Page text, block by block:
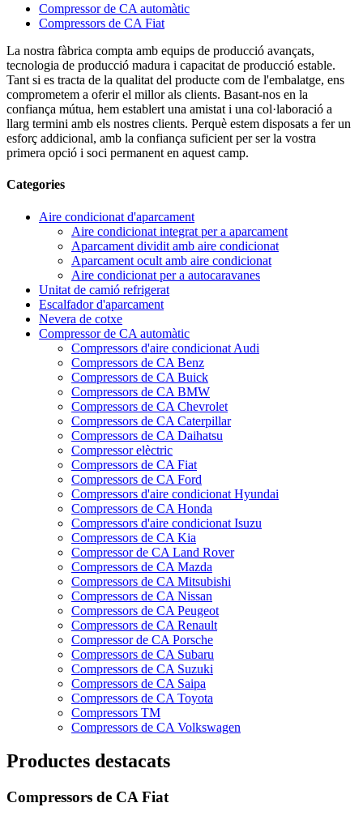
Compressor de CA automàtic
Compressors de CA Fiat
La nostra fàbrica compta amb equips de producció avançats,
tecnologia de producció madura i capacitat de producció estable.
Tant si es tracta de la qualitat del producte com de l'embalatge, ens
comprometem a oferir el millor als clients. Basant-nos en la
confiança mútua, hem establert una amistat i una col·laboració a
llarg termini amb els nostres clients. Perquè estem disposats a fer un
esforç addicional, amb la confiança suficient per ser la vostra
primera opció i soci permanent en aquest camp.
Categories
Aire condicionat d'aparcament
Aire condicionat integrat per a aparcament
Aparcament dividit amb aire condicionat
Aparcament ocult amb aire condicionat
Aire condicionat per a autocaravanes
Unitat de camió refrigerat
Escalfador d'aparcament
Nevera de cotxe
Compressor de CA automàtic
Compressors d'aire condicionat Audi
Compressors de CA Benz
Compressors de CA Buick
Compressors de CA BMW
Compressors de CA Chevrolet
Compressors de CA Caterpillar
Compressors de CA Daihatsu
Compressor elèctric
Compressors de CA Fiat
Compressors de CA Ford
Compressors d'aire condicionat Hyundai
Compressors de CA Honda
Compressors d'aire condicionat Isuzu
Compressors de CA Kia
Compressor de CA Land Rover
Compressors de CA Mazda
Compressors de CA Mitsubishi
Compressors de CA Nissan
Compressors de CA Peugeot
Compressors de CA Renault
Compressor de CA Porsche
Compressors de CA Subaru
Compressors de CA Suzuki
Compressors de CA Saipa
Compressors de CA Toyota
Compressors TM
Compressors de CA Volkswagen
Productes destacats
Compressors de CA Fiat